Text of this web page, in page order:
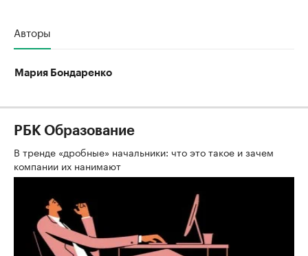
Авторы
Мария Бондаренко
РБК Образование
В тренде «дробные» начальники: что это такое и зачем
компании их нанимают